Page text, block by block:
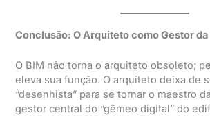
Conclusão: O Arquiteto como Gestor
O BIM não torna o arquiteto obsoleto;
eleva sua função. O arquiteto deixa de
“desenhista” para se tornar o maestro
gestor central do “gêmeo digital” do